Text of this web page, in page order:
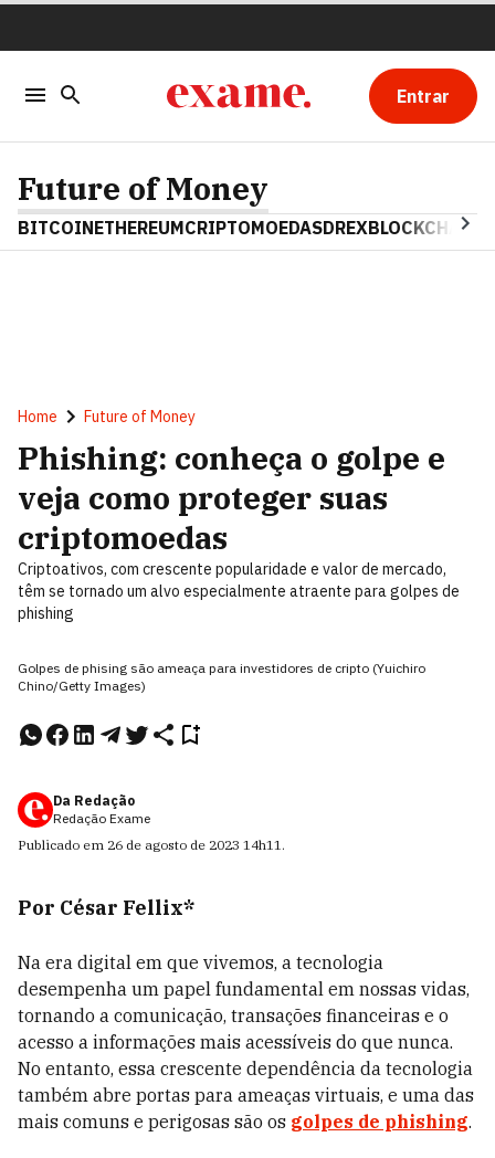
Entrar
Future of Money
BITCOINETHEREUMCRIPTOMOEDASDREXBLOCKCHAIN
Home Future of Money
Phishing: conheça o golpe e
veja como proteger suas
criptomoedas
Criptoativos, com crescente popularidade e valor de mercado,
têm se tornado um alvo especialmente atraente para golpes de
phishing
Golpes de phising são ameaça para investidores de cripto (Yuichiro
Chino/Getty Images)
Da Redação
Redação Exame
Publicado em 26 de agosto de 2023 14h11.
Por César Fellix*
Na era digital em que vivemos, a tecnologia
desempenha um papel fundamental em nossas vidas,
tornando a comunicação, transações financeiras e o
acesso a informações mais acessíveis do que nunca.
No entanto, essa crescente dependência da tecnologia
também abre portas para ameaças virtuais, e uma das
mais comuns e perigosas são os golpes de phishing.